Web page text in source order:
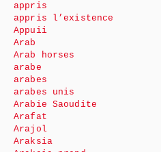
appris
appris l’existence
Appuii
Arab
Arab horses
arabe
arabes
arabes unis
Arabie Saoudite
Arafat
Arajol
Araksia